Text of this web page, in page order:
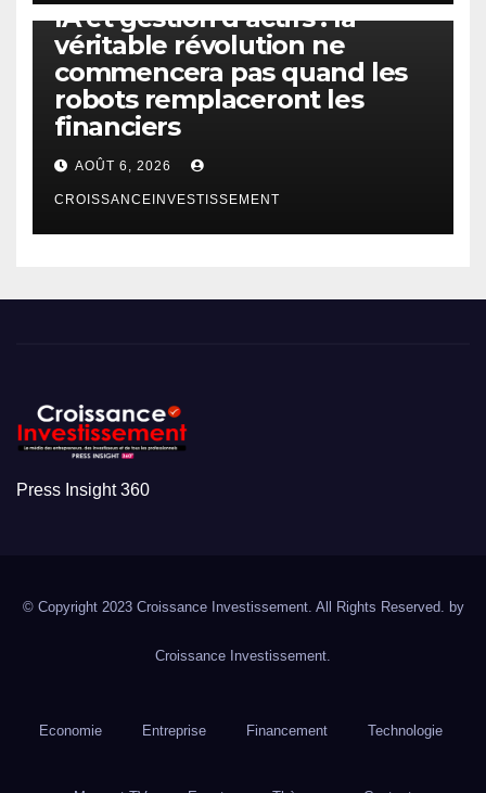
IA et gestion d’actifs : la
véritable révolution ne
commencera pas quand les
robots remplaceront les
financiers
AOÛT 6, 2026
CROISSANCEINVESTISSEMENT
Press Insight 360
© Copyright 2023 Croissance Investissement. All Rights Reserved. by
Croissance Investissement.
Economie Entreprise Financement Technologie